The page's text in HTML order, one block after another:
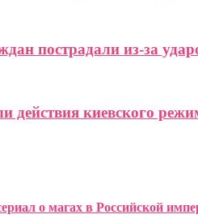
пострадали из-за
киевского
о магах в Российской